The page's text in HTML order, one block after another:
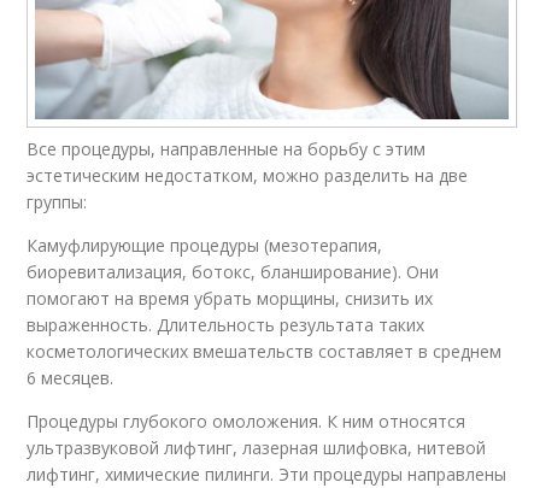
Все процедуры, направленные на борьбу с этим
эстетическим недостатком, можно разделить на две
группы:
Камуфлирующие процедуры (мезотерапия,
биоревитализация, ботокс, бланширование). Они
помогают на время убрать морщины, снизить их
выраженность. Длительность результата таких
косметологических вмешательств составляет в среднем
6 месяцев.
Процедуры глубокого омоложения. К ним относятся
ультразвуковой лифтинг, лазерная шлифовка, нитевой
лифтинг, химические пилинги. Эти процедуры направлены